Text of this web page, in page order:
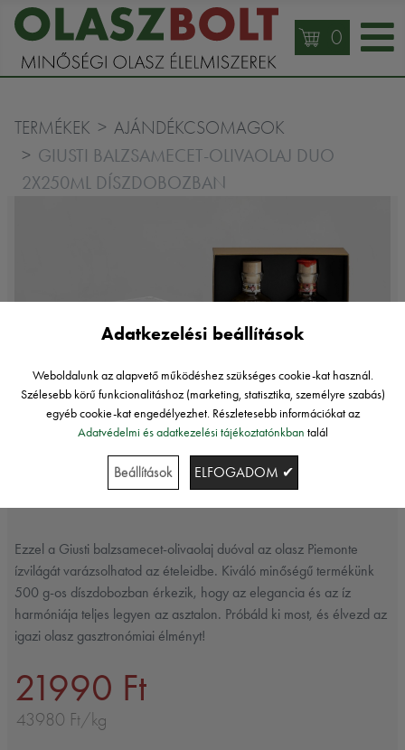
0
TERMÉKEK AJÁNDÉKCSOMAGOK
GIUSTI BALZSAMECET-OLIVAOLAJ DUO
2X250ML DÍSZDOBOZBAN
Giuseppe Giusti
GIUSTI BALZSAMECET-OLIVAOLAJ
DUO 2X250ML DÍSZDOBOZBAN
Ezzel a Giusti balzsamecet-olivaolaj duóval az olasz Piemonte
ízvilágát varázsolhatod az ételeidbe. Kiváló minőségű termékünk
500 g-os díszdobozban érkezik, hogy az elegancia és az íz
harmóniája teljes legyen az asztalon. Próbáld ki most, és élvezd az
igazi olasz gasztronómiai élményt!
21990 Ft
43980 Ft/kg
Adatkezelési beállítások
Weboldalunk az alapvető működéshez szükséges cookie-kat használ.
Szélesebb körű funkcionalitáshoz (marketing, statisztika, személyre szabás)
egyéb cookie-kat engedélyezhet. Részletesebb információkat az
Adatvédelmi és adatkezelési tájékoztatónkban talál
Beállítások ELFOGADOM ✔